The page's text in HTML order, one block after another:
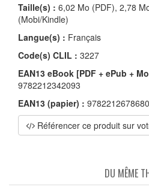
Taille(s) : 6,02 Mo (PDF), 2,78
(Mobi/Kindle)
Langue(s) : Français
Code(s) CLIL : 3227
EAN13 eBook [PDF + ePub +
9782212342093
EAN13 (papier) : 9782212678680
Référencer ce produit sur
DU MÊME